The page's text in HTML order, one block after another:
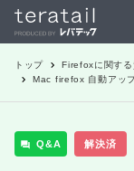
トップ Firefoxに関す
Mac firefox 自動アッ
Q&A 解決済